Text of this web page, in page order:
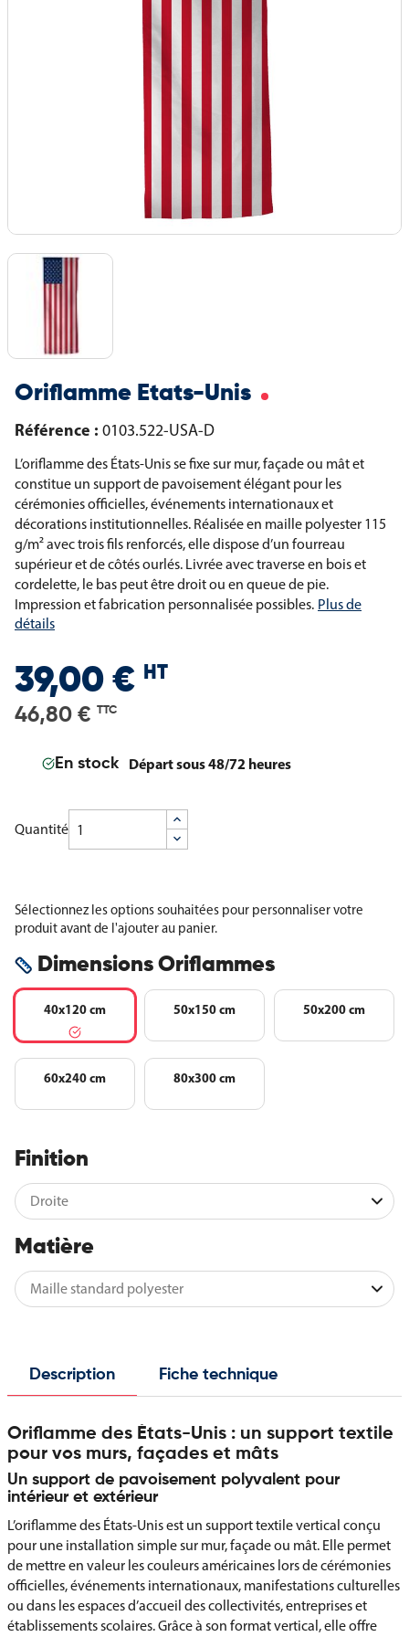
Oriflamme Etats-Unis
Référence : 0103.522-USA-D
L’oriflamme des États-Unis se fixe sur mur, façade ou mât et
constitue un support de pavoisement élégant pour les
cérémonies officielles, événements internationaux et
décorations institutionnelles. Réalisée en maille polyester 115
g/m² avec trois fils renforcés, elle dispose d’un fourreau
supérieur et de côtés ourlés. Livrée avec traverse en bois et
cordelette, le bas peut être droit ou en queue de pie.
Impression et fabrication personnalisée possibles. Plus de
détails
39,00 € HT
46,80 € TTC
En stock Départ sous 48/72 heures
Quantité
Sélectionnez les options souhaitées pour personnaliser votre
produit avant de l'ajouter au panier.
Dimensions Oriflammes
40x120 cm 50x150 cm 50x200 cm
60x240 cm 80x300 cm
Finition
Matière
Description Fiche technique
Oriflamme des États-Unis : un support textile
pour vos murs, façades et mâts
Un support de pavoisement polyvalent pour
intérieur et extérieur
L’oriflamme des États-Unis est un support textile vertical conçu
pour une installation simple sur mur, façade ou mât. Elle permet
de mettre en valeur les couleurs américaines lors de cérémonies
officielles, événements internationaux, manifestations culturelles
ou dans les espaces d’accueil des collectivités, entreprises et
établissements scolaires. Grâce à son format vertical, elle offre